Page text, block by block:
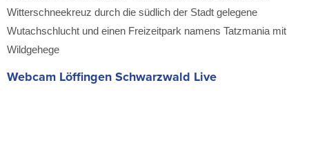
Witterschneekreuz durch die südlich der Stadt gelegene
Wutachschlucht und einen Freizeitpark namens Tatzmania mit
Wildgehege
Webcam Löffingen Schwarzwald Live